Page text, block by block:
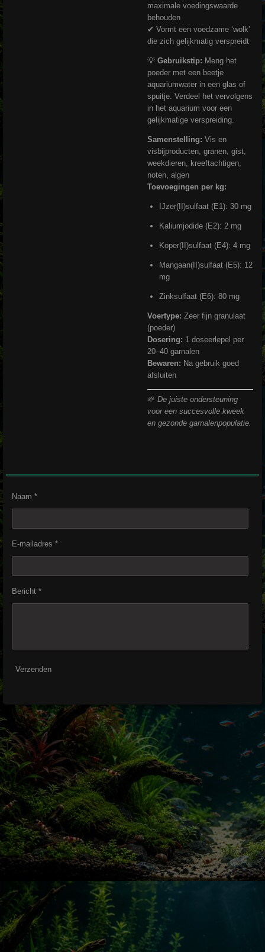
maximale voedingswaarde
behouden
✔ Vormt een voedzame ‘wolk’
die zich gelijkmatig verspreidt
💡 Gebruikstip: Meng het
poeder met een beetje
aquariumwater in een glas of
spuitje. Verdeel het vervolgens
in het aquarium voor een
gelijkmatige verspreiding.
Samenstelling: Vis en
visbijproducten, granen, gist,
weekdieren, kreeftachtigen,
noten, algen
Toevoegingen per kg:
IJzer(II)sulfaat (E1): 30 mg
Kaliumjodide (E2): 2 mg
Koper(II)sulfaat (E4): 4 mg
Mangaan(II)sulfaat (E5): 12
mg
Zinksulfaat (E6): 80 mg
Voertype: Zeer fijn granulaat
(poeder)
Dosering: 1 doseerlepel per
20–40 garnalen
Bewaren: Na gebruik goed
afsluiten
🌱 De juiste ondersteuning
voor een succesvolle kweek
en gezonde garnalenpopulatie.
Naam *
E-mailadres *
Bericht *
Verzenden